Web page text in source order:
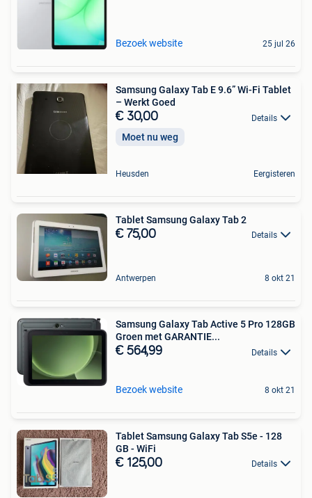
Bezoek website 25 jul 26
Samsung Galaxy Tab E 9.6” Wi-Fi Tablet
– Werkt Goed
€ 30,00 Details
Moet nu weg
Heusden Eergisteren
Tablet Samsung Galaxy Tab 2
€ 75,00 Details
Antwerpen 8 okt 21
Samsung Galaxy Tab Active 5 Pro 128GB
Groen met GARANTIE...
€ 564,99 Details
Bezoek website 8 okt 21
Tablet Samsung Galaxy Tab S5e - 128
GB - WiFi
€ 125,00 Details